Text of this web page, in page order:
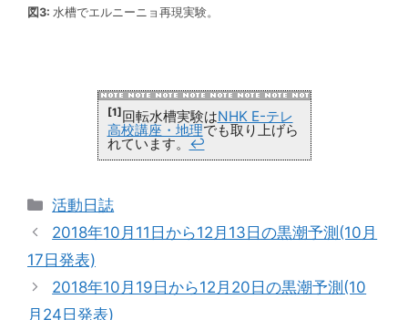
図3: 水槽でエルニーニョ再現実験。
[1]回転水槽実験はNHK E-テレ
高校講座・地理でも取り上げら
れています。 ↩
カ
テ
リ
ー
活動日誌
2018年10月11日から12月13日の黒潮予測(10月
17日発表)
2018年10月19日から12月20日の黒潮予測(10
月24日発表)